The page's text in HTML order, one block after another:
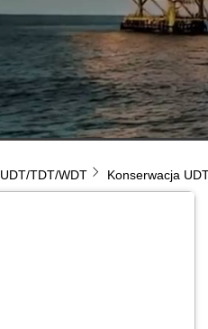
UDT/TDT/WDT Konserwacja